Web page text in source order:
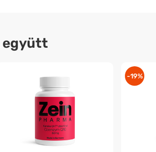
együtt
-19%